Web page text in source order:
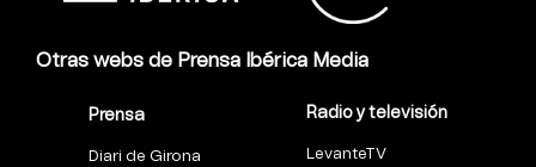
Otras webs de Prensa Ibérica Media
Prensa
Diari de Girona
Radio y televisión
LevanteTV